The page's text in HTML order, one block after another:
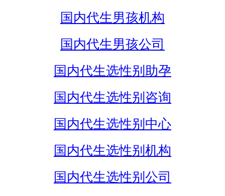
国内代生男孩机构
国内代生男孩公司
国内代生选性别助孕
国内代生选性别咨询
国内代生选性别中心
国内代生选性别机构
国内代生选性别公司